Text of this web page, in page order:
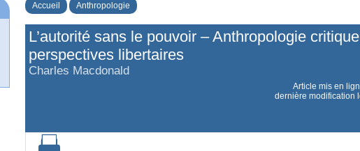
Accueil Anthropologie
L’autorité sans le pouvoir – Anthropologie
perspectives libertaires
Charles Macdonald
Article mis en
dernière modification